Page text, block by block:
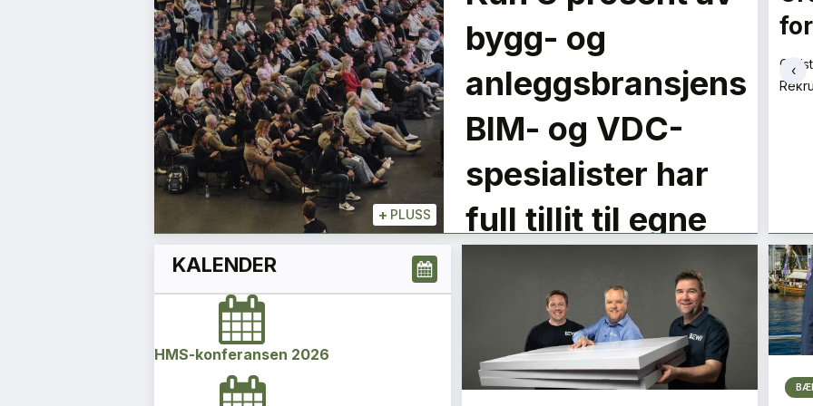
+ PLUSS
bygg- og
anleggsbransjens
BIM- og VDC-
spesialister har
full tillit til egne
+PLUSS
Espen Schulze
Leder
+ PLUSS
noe med det
Miljøsjef
‹
KALENDER
HMS-konferansen 2026